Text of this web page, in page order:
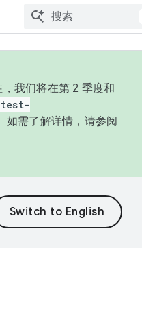
我们将在第 2 季度和
如需了解详情，请参阅